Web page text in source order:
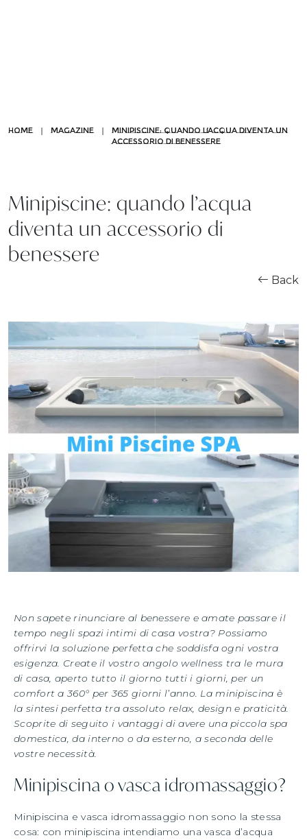
Pannelli di rivestimento
Partnership
HOME | MAGAZINE |
MINIPISCINE: QUANDO L’ACQUA DIVENTA UN
ACCESSORIO DI BENESSERE
Minipiscine: quando l’acqua
diventa un accessorio di
benessere
Back
Non sapete rinunciare al benessere e amate passare il
tempo negli spazi intimi di casa vostra? Possiamo
offrirvi la soluzione perfetta che soddisfa ogni vostra
esigenza. Create il vostro angolo wellness tra le mura
di casa, aperto tutto il giorno tutti i giorni, per un
comfort a 360° per 365 giorni l’anno. La minipiscina è
la sintesi perfetta tra assoluto relax, design e praticità.
Scoprite di seguito i vantaggi di avere una piccola spa
domestica, da interno o da esterno, a seconda delle
vostre necessità.
Minipiscina o vasca idromassaggio?
Minipiscina e vasca idromassaggio non sono la stessa
cosa: con minipiscina intendiamo una vasca d’acqua